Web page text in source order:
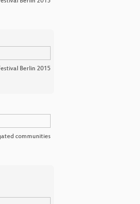
Berlin 2015
communities